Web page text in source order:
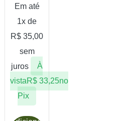
Em até
1x de
R$ 35,00
sem
juros
À
vistaR$ 33,25no
Pix